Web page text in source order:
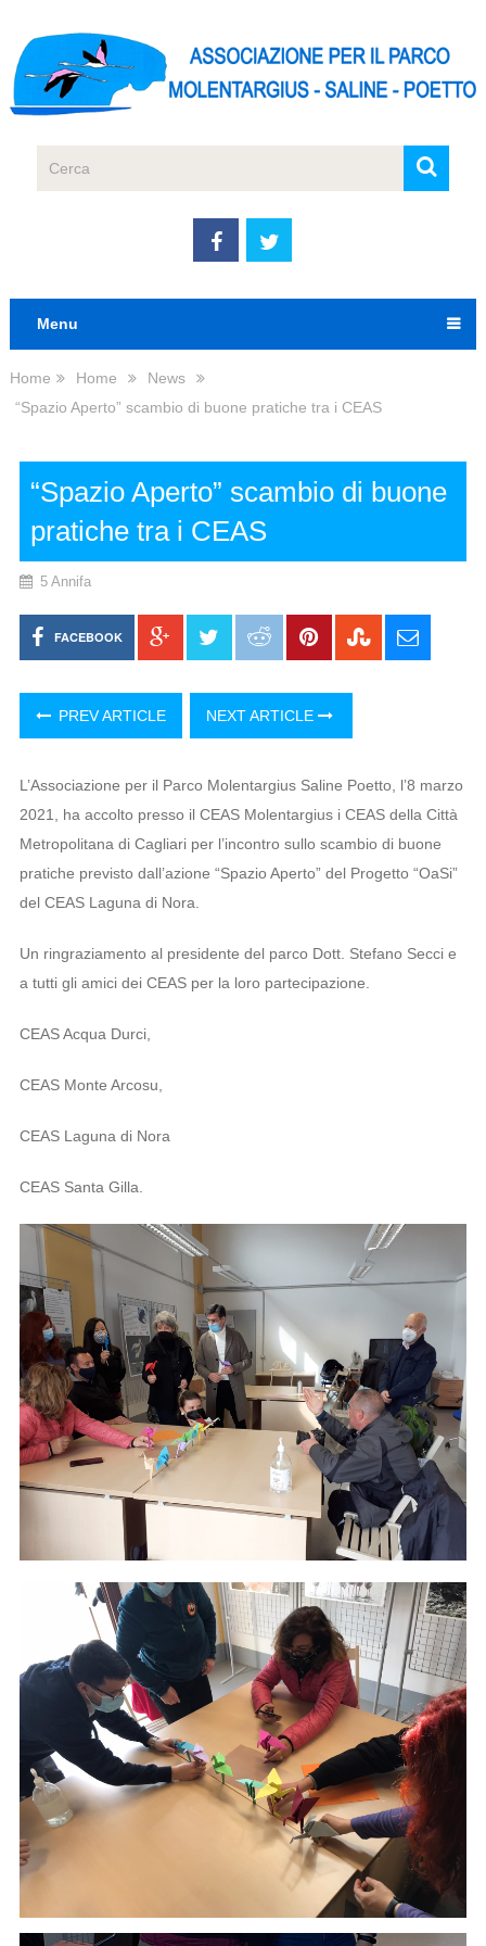
Menu
Home Home
News
“Spazio Aperto” scambio di buone pratiche tra i CEAS
“Spazio Aperto” scambio di buone
pratiche tra i CEAS
5 Annifa
FACEBOOK
PREV ARTICLE NEXT ARTICLE
L’Associazione per il Parco Molentargius Saline Poetto, l’8 marzo
2021, ha accolto presso il CEAS Molentargius i CEAS della Città
Metropolitana di Cagliari per l’incontro sullo scambio di buone
pratiche previsto dall’azione “Spazio Aperto” del Progetto “OaSi”
del CEAS Laguna di Nora.
Un ringraziamento al presidente del parco Dott. Stefano Secci e
a tutti gli amici dei CEAS per la loro partecipazione.
CEAS Acqua Durci,
CEAS Monte Arcosu,
CEAS Laguna di Nora
CEAS Santa Gilla.